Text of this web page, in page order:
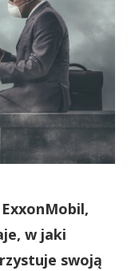
w jaki
swoją